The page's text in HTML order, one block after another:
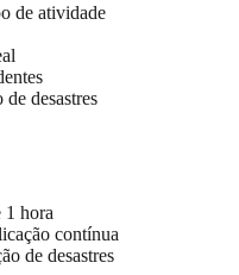
de atividade
desastres
1 hora
contínua
de desastres